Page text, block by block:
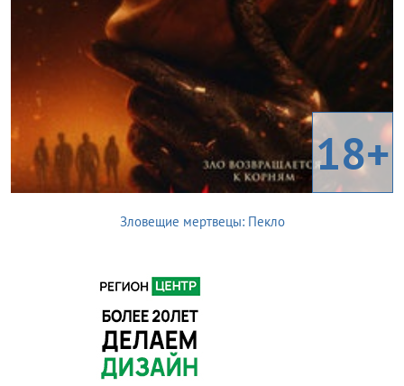
18+
Зловещие мертвецы: Пекло